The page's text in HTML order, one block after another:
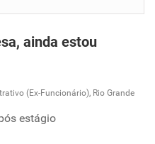
ainda estou
(Ex-Funcionário), Rio Grande
estágio